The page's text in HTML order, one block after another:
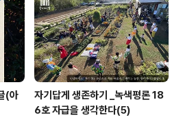
(아
자기답게 생존하기 _녹색평론 18
6호 자급을 생각한다(5)